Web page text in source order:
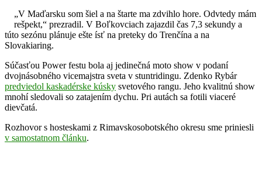
„V Maďarsku som šiel a na štarte ma zdvihlo hore. Odvtedy mám
rešpekt,“ prezradil. V Boľkovciach zajazdil čas 7,3 sekundy a
túto sezónu plánuje ešte ísť na preteky do Trenčína a na
Slovakiaring.
Súčasťou Power festu bola aj jedinečná moto show v podaní
dvojnásobného vicemajstra sveta v stuntridingu. Zdenko Rybár
predviedol kaskadérske kúsky svetového rangu. Jeho kvalitnú show
mnohí sledovali so zatajením dychu. Pri autách sa fotili viaceré
dievčatá.
Rozhovor s hosteskami z Rimavskosobotského okresu sme priniesli
v samostatnom článku.